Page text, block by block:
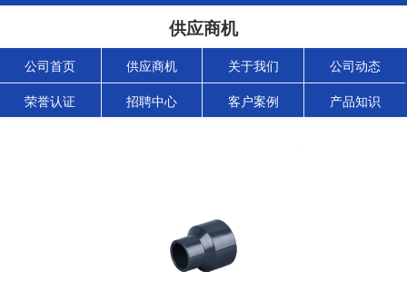
供应商机
公司首页 供应商机 关于我们 公司动态
荣誉认证 招聘中心 客户案例 产品知识